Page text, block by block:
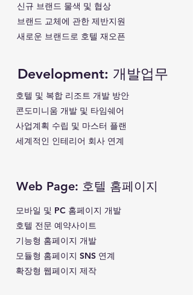
신규 브랜드 물색 및 협상
브랜드 교체에 관한 제반지원
​새로운 브랜드로 호텔 재오픈
Development: 개발업무
호텔 및 복합 리조트 개발 방안
​콘도미니움 개발 및 타임쉐어
사업계획 수립 및 마스터 플랜
​세계적인 인테리어 회사 연계
Web Page: 호텔 홈페이지
모바일 및 PC 홈페이지 개발
​호텔 전문 예약사이트
기능형 홈페이지 개발
​모듈형 홈페이지 SNS 연계
​확장형 웹페이지 제작